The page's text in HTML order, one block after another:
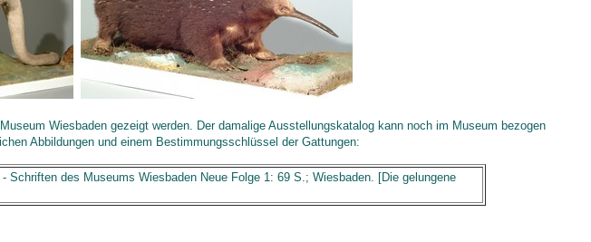
Wiesbaden gezeigt werden. Der damalige Ausstellungskatalog kann noch im Museum bezogen
Abbildungen und einem Bestimmungsschlüssel der Gattungen:
Schriften des Museums Wiesbaden Neue Folge 1: 69 S.; Wiesbaden. [Die gelungene